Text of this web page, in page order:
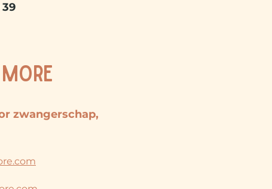
zwangerschap,